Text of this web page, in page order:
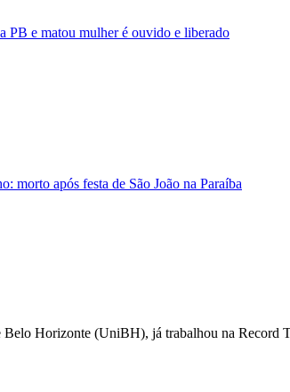
PB e matou mulher é ouvido e liberado
morto após festa de São João na Paraíba
Horizonte (UniBH), já trabalhou na Record